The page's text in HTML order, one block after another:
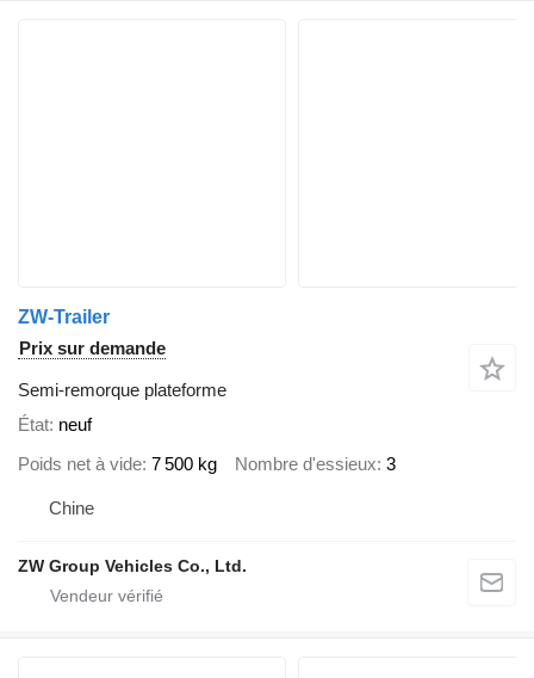
ZW-Trailer
Prix sur demande
Semi-remorque plateforme
État neuf
Poids net à vide 7 500 kg Nombre d'essieux 3
Chine
ZW Group Vehicles Co., Ltd.